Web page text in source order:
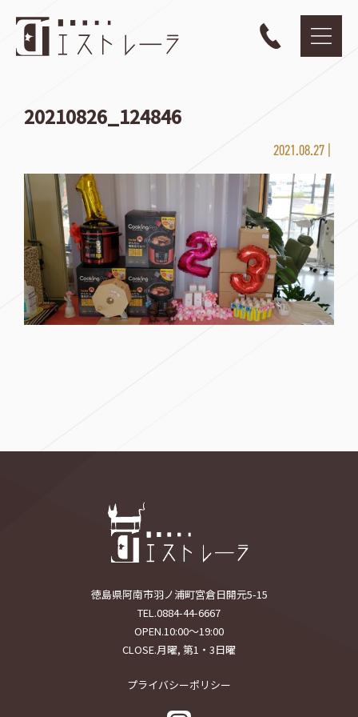
20210826_124846
2021.08.27 |
徳島県阿南市羽ノ浦町宮倉日開元5-15
TEL.0884-44-6667
OPEN.10:00〜19:00
CLOSE.月曜, 第1・3日曜
プライバシーポリシー